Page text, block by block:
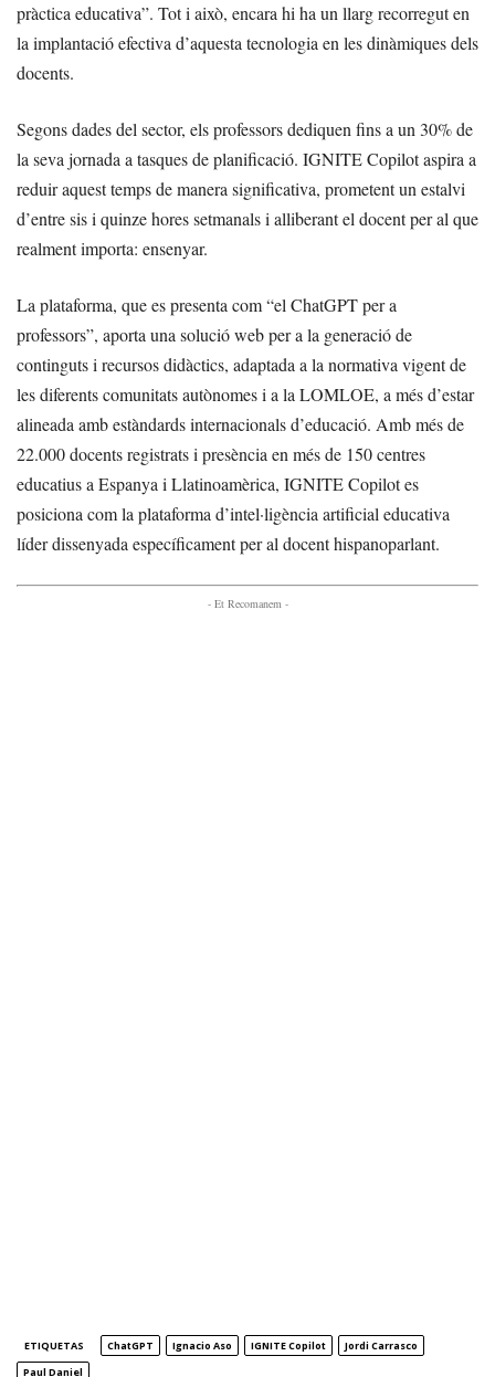
pràctica educativa”. Tot i això, encara hi ha un llarg recorregut en
la implantació efectiva d’aquesta tecnologia en les dinàmiques dels
docents.
Segons dades del sector, els professors dediquen fins a un 30% de
la seva jornada a tasques de planificació. IGNITE Copilot aspira a
reduir aquest temps de manera significativa, prometent un estalvi
d’entre sis i quinze hores setmanals i alliberant el docent per al que
realment importa: ensenyar.
La plataforma, que es presenta com “el ChatGPT per a
professors”, aporta una solució web per a la generació de
continguts i recursos didàctics, adaptada a la normativa vigent de
les diferents comunitats autònomes i a la LOMLOE, a més d’estar
alineada amb estàndards internacionals d’educació. Amb més de
22.000 docents registrats i presència en més de 150 centres
educatius a Espanya i Llatinoamèrica, IGNITE Copilot es
posiciona com la plataforma d’intel·ligència artificial educativa
líder dissenyada específicament per al docent hispanoparlant.
- Et Recomanem -
ETIQUETAS ChatGPT Ignacio Aso IGNITE Copilot
Jordi Carrasco
Paul Daniel